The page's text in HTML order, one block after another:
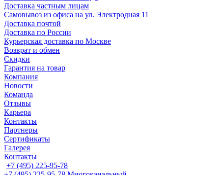
Доставка частным лицам
Самовывоз из офиса на ул. Электродная 11
Доставка почтой
Доставка по России
Курьерская доставка по Москве
Возврат и обмен
Скидки
Гарантия на товар
Компания
Новости
Команда
Отзывы
Карьера
Контакты
Партнеры
Сертификаты
Галерея
Контакты
+7 (495) 225-95-78